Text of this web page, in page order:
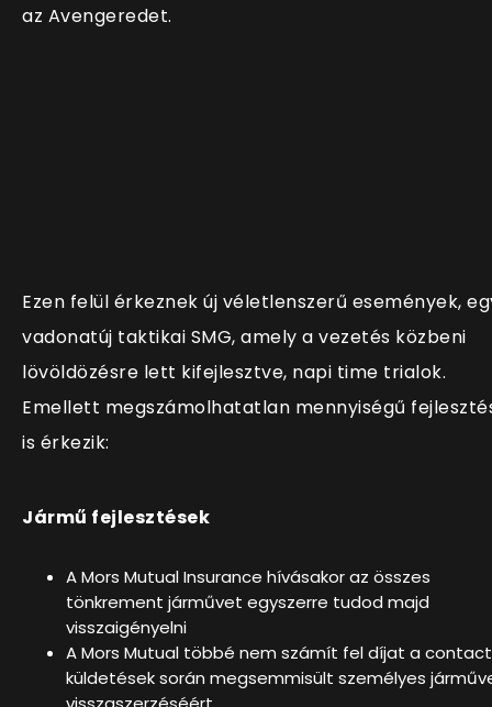
az Avengeredet.
Ezen felül érkeznek új véletlenszerű események,
vadonatúj taktikai SMG, amely a vezetés közbeni
lövöldözésre lett kifejlesztve, napi time trialok.
Emellett megszámolhatatlan mennyiségű
is érkezik:
Jármű fejlesztések
A Mors Mutual Insurance hívásakor az összes
tönkrement járművet egyszerre tudod majd
visszaigényelni
A Mors Mutual többé nem számít fel díjat a contact
küldetések során megsemmisült személyes